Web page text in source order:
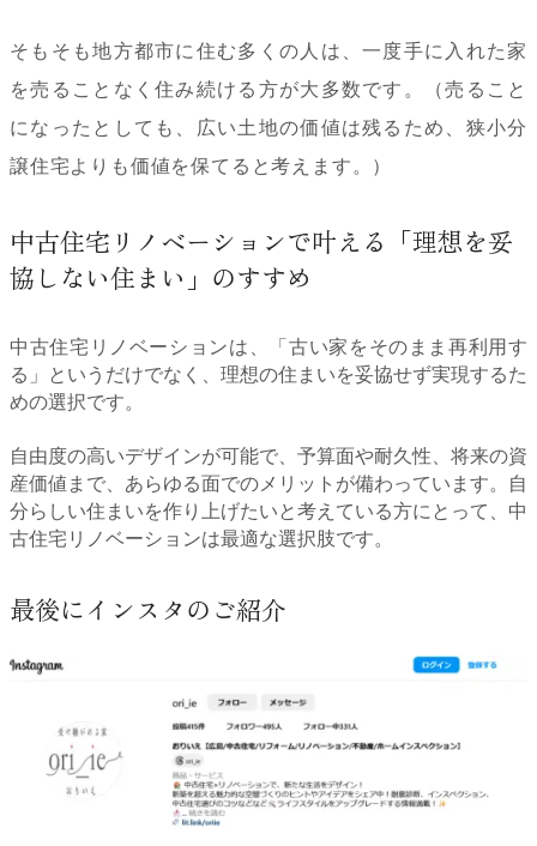
そもそも地方都市に住む多くの人は、一度手に入れた家
を売ることなく住み続ける方が大多数です。（売ること
になったとしても、広い土地の価値は残るため、狭小分
譲住宅よりも価値を保てると考えます。）
中古住宅リノベーションで叶える「理想を妥
協しない住まい」のすすめ
中古住宅リノベーションは、「古い家をそのまま再利用す
る」というだけでなく、理想の住まいを妥協せず実現するた
めの選択です。
自由度の高いデザインが可能で、予算面や耐久性、将来の資
産価値まで、あらゆる面でのメリットが備わっています。自
分らしい住まいを作り上げたいと考えている方にとって、中
古住宅リノベーションは最適な選択肢です。
最後にインスタのご紹介